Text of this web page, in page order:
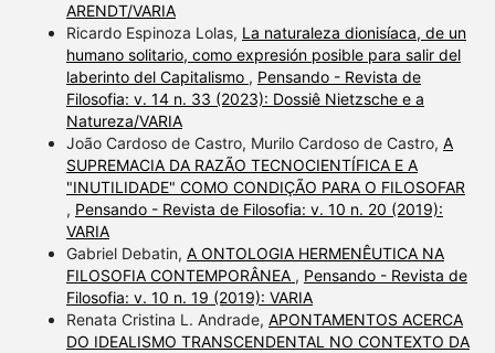
ARENDT/VARIA
Ricardo Espinoza Lolas, La naturaleza dionisíaca, de un
humano solitario, como expresión posible para salir del
laberinto del Capitalismo , Pensando - Revista de
Filosofia: v. 14 n. 33 (2023): Dossiê Nietzsche e a
Natureza/VARIA
João Cardoso de Castro, Murilo Cardoso de Castro, A
SUPREMACIA DA RAZÃO TECNOCIENTÍFICA E A
"INUTILIDADE" COMO CONDIÇÃO PARA O FILOSOFAR
, Pensando - Revista de Filosofia: v. 10 n. 20 (2019):
VARIA
Gabriel Debatin, A ONTOLOGIA HERMENÊUTICA NA
FILOSOFIA CONTEMPORÂNEA , Pensando - Revista de
Filosofia: v. 10 n. 19 (2019): VARIA
Renata Cristina L. Andrade, APONTAMENTOS ACERCA
DO IDEALISMO TRANSCENDENTAL NO CONTEXTO DA